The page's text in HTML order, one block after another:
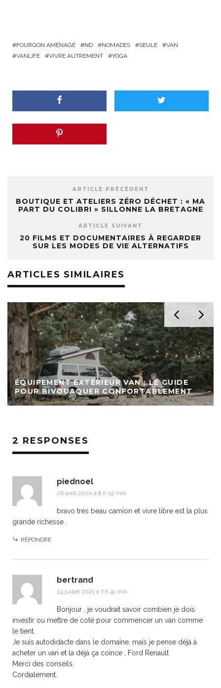
FOURGON AMÉNAGÉ ND NOMADES SEULE
VAN
VANLIFE
VIVRE AUTREMENT YOGA
ARTICLE PRÉCÉDENT
BOUTIQUE ET ATELIERS ZÉRO DÉCHET : « MA
PART DU COLIBRI » SILLONNE LA BRETAGNE
ARTICLE SUIVANT
20 FILMS ET DOCUMENTAIRES À REGARDER
SUR LES MODES DE VIE ALTERNATIFS
ARTICLES SIMILAIRES
ÉQUIPEMENT EXTÉRIEUR VAN : LE GUIDE
POUR BIVOUAQUER CONFORTABLEMENT
2 RESPONSES
piednoel
26 avril 2020 à 8 h 52 min
bravo très beau camion et vivre libre est la plus
grande richesse .
RÉPONDRE
bertrand
24 juillet 2021 à 7 h 41 min
Bonjour , je voudrait savoir combien je dois
investir ou mettre de coté pour commencer un van comme
le tient.
Je suis autodidacte dans le domaine, mais je pense déjà à
acheter un van et la déjà ça coince , Ford Renault
Merci des conseils.
Cordialement.